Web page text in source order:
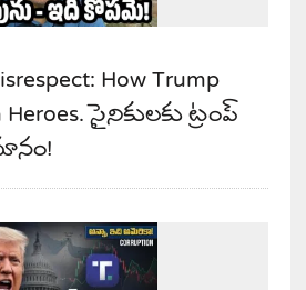
How Trump
సైనికులకు ట్రంప్